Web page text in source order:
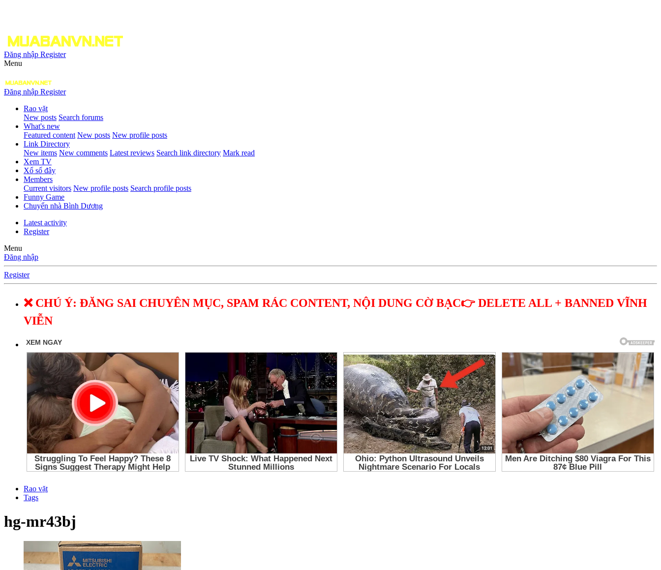
Đăng nhập Register
Menu
Đăng nhập Register
Rao vặt
New posts Search forums
What's new
Featured content New posts New profile posts
Link Directory
New items New comments Latest reviews Search link directory Mark read
Xem TV
Xổ số đây
Members
Current visitors New profile posts Search profile posts
Funny Game
Chuyển nhà Bình Dương
Latest activity
Register
Menu
Đăng nhập
Register
❌ CHÚ Ý: ĐĂNG SAI CHUYÊN MỤC, SPAM RÁC CONTENT, NỘI DUNG CỜ BẠC👉 DELETE ALL + BANNED VĨNH
VIỄN
Rao vặt
Tags
hg-mr43bj